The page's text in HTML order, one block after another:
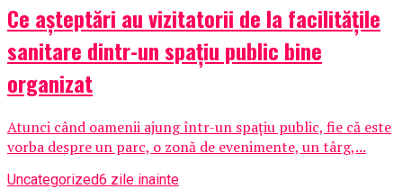
Ce așteptări au vizitatorii de la facilitățile
sanitare dintr-un spațiu public bine
organizat
Atunci când oamenii ajung într-un spațiu public, fie că este
vorba despre un parc, o zonă de evenimente, un târg,...
Uncategorized6 zile inainte